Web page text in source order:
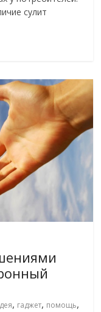
сулит
, гаджет, помощь,